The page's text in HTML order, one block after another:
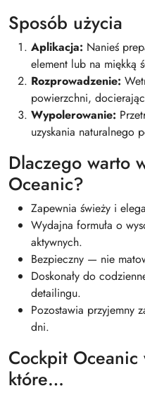
Sposób użycia
Aplikacja: Nanieś
element lub na miękką
Rozprowadzenie:
powierzchni,
Wypolerowanie:
uzyskania naturalnego
Dlaczego warto
Oceanic?
Zapewnia świeży i
Wydajna formuła o
aktywnych.
Bezpieczny — nie
Doskonały do
detailingu.
Pozostawia przyjemny
dni.
Cockpit
które…